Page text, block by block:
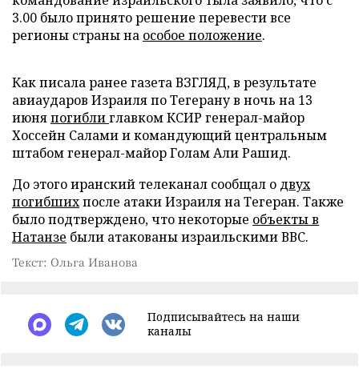
3.00 было принято решение перевести все
регионы страны на особое положение.
Как писала ранее газета ВЗГЛЯД, в результате
авиаударов Израиля по Тегерану в ночь на 13
июняпогиблиглавком КСИР генерал-майор
Хоссейн Салами и командующий центральным
штабом генерал-майор Голам Али Рашид.
До этого иранский телеканал сообщал о двух
погибшихпосле атаки Израиля на Тегеран. Также
было подтверждено, что некоторые объекты в
Натанзе были атакованы израильскими ВВС.
Текст: Ольга Иванова
Подписывайтесь на наши
каналы